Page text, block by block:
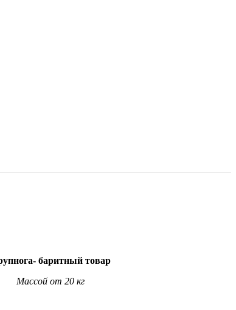
баритный товар
Массой от 20 кг